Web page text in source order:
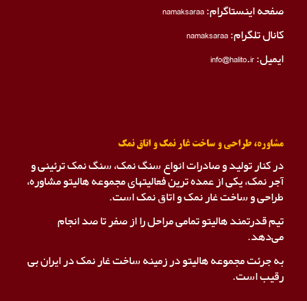
صفحه اینستاگرام:namaksaraa
کانال تلگرام:namaksaraa
ایمیل: info@halito.ir
مشاوره، طراحی و ساخت غار نمک و اتاق نمک
در کنار تولید و صادرات انواع سنگ نمک، سنگ نمک ترئینی و
آجر نمک، یکی از عمده ترین فعالیتهای مجموعه هالیتو مشاوره،
طراحی و ساخت غار نمک و اتاق نمک است.
تیم قدرتمند هالیتو تمامی مراحل را از صفر تا صد انجام
می‌دهد.
به جرئت مجموعه هالیتو در زمینه ساخت غار نمک در ایران بی
رقیب است.